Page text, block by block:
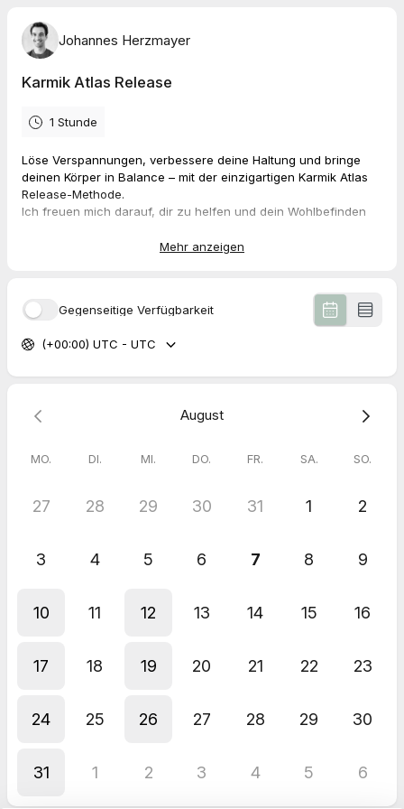
Johannes Herzmayer
Karmik Atlas Release
1 Stunde
Löse Verspannungen, verbessere deine Haltung und bringe
deinen Körper in Balance – mit der einzigartigen Karmik Atlas
Release-Methode.
Ich freuen mich darauf, dir zu helfen und dein Wohlbefinden
Mehr anzeigen
Gegenseitige Verfügbarkeit
(+00:00) UTC - UTC
August
MO. DI. MI. DO. FR. SA. SO.
27 28 29 30 31 1 2
3 4 5 6 7 8 9
10 11 12 13 14 15 16
17 18 19 20 21 22 23
24 25 26 27 28 29 30
31 1 2 3 4 5 6